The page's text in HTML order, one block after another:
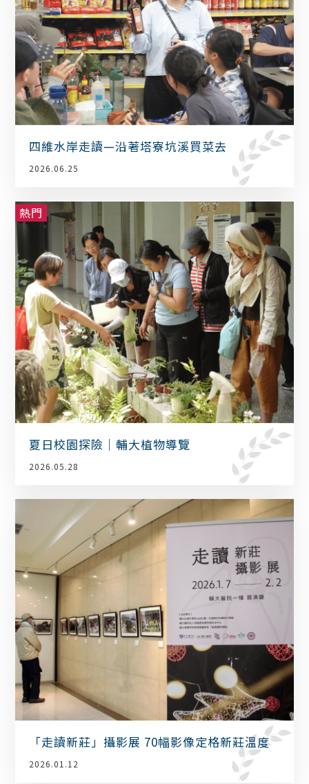
四維水岸走讀—沿著塔寮坑溪買菜去
2026.06.25
熱門
夏日校園探險｜輔大植物導覽
2026.05.28
「走讀新莊」攝影展 70幅影像定格新莊溫度
2026.01.12